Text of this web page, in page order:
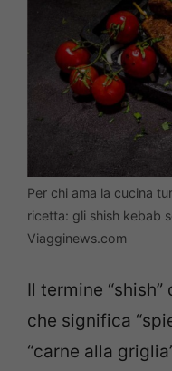
Per chi ama la cucina
ricetta: gli shish kebab
Viagginews.com
Il termine
che significa
“carne alla